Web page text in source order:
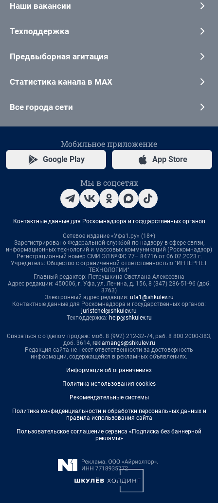
Наши вакансии
Техподдержка
Предвыборная агитация
Статистика канала в MAX
Все города сети
Мобильное приложение
Google Play App Store
Мы в соцсетях
Контактные данные для Роскомнадзора и государственных органов
Сетевое издание «Уфа1.ру» (18+)
Зарегистрировано Федеральной службой по надзору в сфере связи,
информационных технологий и массовых коммуникаций (Роскомнадзор)
Регистрационный номер СМИ ЭЛ № ФС 77– 84716 от 06.02.2023 г.
Учредитель: Общество с ограниченной ответственностью "ИНТЕРНЕТ
ТЕХНОЛОГИИ"
Главный редактор: Петрушкина Светлана Алексеевна
Адрес редакции: 450006, г. Уфа, ул. Ленина, д. 156, 8 (347) 286-51-96 (доб.
3763)
Электронный адрес редакции: ufa1@shkulev.ru
Контактные данные для Роскомнадзора и государственных органов:
juristchel@shkulev.ru
Техподдержка: help@shkulev.ru
Связаться с отделом продаж: моб. 8 (992) 212-32-74, раб. 8 800 2000-383,
доб. 3614, reklamangs@shkulev.ru
Редакция сайта не несет ответственности за достоверность
информации, содержащейся в рекламных объявлениях.
Информация об ограничениях
Политика использования cookies
Рекомендательные системы
Политика конфиденциальности и обработки персональных данных и
правила использования сайта
Пользовательское соглашение сервиса «Подписка без баннерной
рекламы»